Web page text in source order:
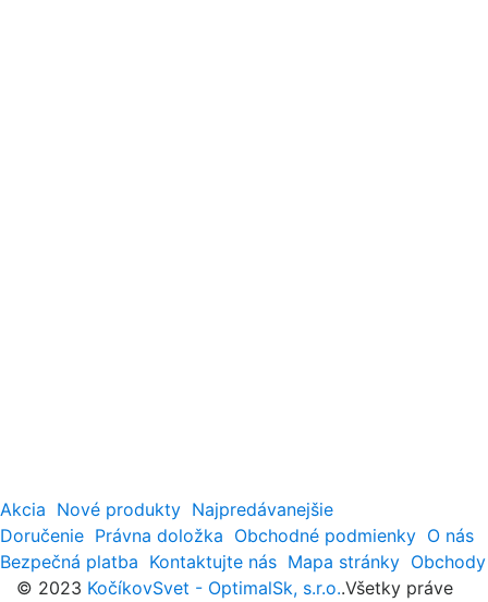
Akcia Nové produkty Najpredávanejšie
Doručenie Právna doložka Obchodné podmienky O nás
Bezpečná platba Kontaktujte nás Mapa stránky Obchody
© 2023 KočíkovSvet - OptimalSk, s.r.o..Všetky práve